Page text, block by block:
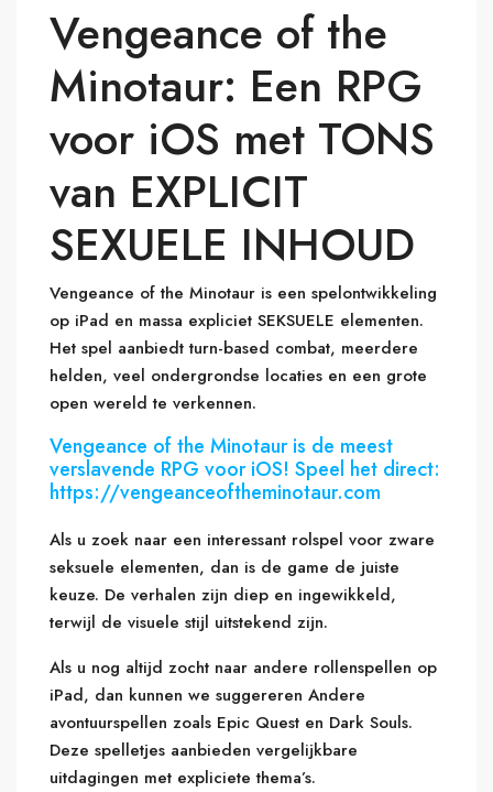
Vengeance of the
Minotaur: Een RPG
voor iOS met TONS
van EXPLICIT
SEXUELE INHOUD
Vengeance of the Minotaur is een spelontwikkeling
op iPad en massa expliciet SEKSUELE elementen.
Het spel aanbiedt turn-based combat, meerdere
helden, veel ondergrondse locaties en een grote
open wereld te verkennen.
Vengeance of the Minotaur is de meest
verslavende RPG voor iOS! Speel het direct:
https://vengeanceoftheminotaur.com
Als u zoek naar een interessant rolspel voor zware
seksuele elementen, dan is de game de juiste
keuze. De verhalen zijn diep en ingewikkeld,
terwijl de visuele stijl uitstekend zijn.
Als u nog altijd zocht naar andere rollenspellen op
iPad, dan kunnen we suggereren Andere
avontuurspellen zoals Epic Quest en Dark Souls.
Deze spelletjes aanbieden vergelijkbare
uitdagingen met expliciete thema’s.